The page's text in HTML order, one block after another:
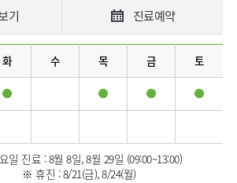
기 진료예약
화 수 목 금 토
일 진료 : 8월 8일, 8월 29일 (09:00~13:00)
※ 휴진 : 8/21(금), 8/24(월)